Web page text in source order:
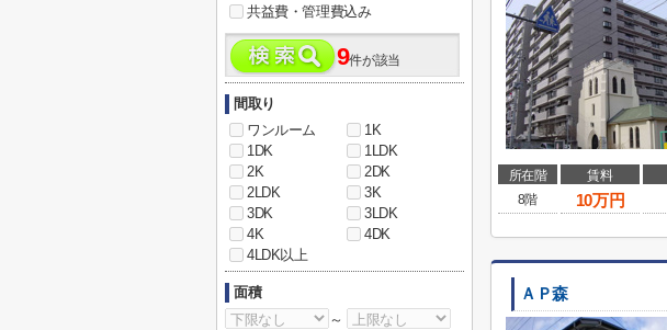
所在階 賃料
8階
10万円
ＡＰ森
共益費・管理費込み
9件が該当
間取り
ワンルーム
1K
1DK
1LDK
2K
2DK
2LDK
3K
3DK
3LDK
4K
4DK
4LDK以上
面積
～